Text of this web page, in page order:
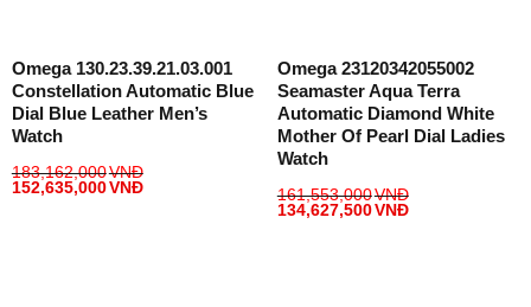
Omega 130.23.39.21.03.001
Constellation Automatic Blue
Dial Blue Leather Men’s
Watch
183,162,000VNĐ
152,635,000VNĐ
Omega 23120342055002
Seamaster Aqua Terra
Automatic Diamond White
Mother Of Pearl Dial Ladies
Watch
161,553,000VNĐ
134,627,500VNĐ